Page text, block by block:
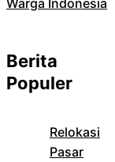
Berita
Populer
Relokasi
Pasar